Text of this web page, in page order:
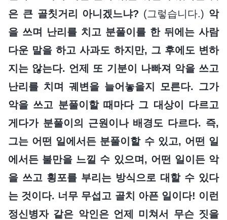
은 큰 골칫거리 아니겠느냐? (그렇습니다.) 악
을 쓰며 난리를 치고 분풀이를 한 뒤에는 사람
다운 말을 하고 사과도 하지만, 그 후에도 변하
지는 않는다. 언제 또 기분이 나빠져 악을 쓰고
난리를 치며 궤변을 늘어놓을지 모른다. 그가
악을 쓰고 분풀이할 때마다 그 대상이 다르고
게다가 분풀이의 근원이나 배경도 다르다. 즉,
그는 어떤 일에서든 분풀이할 수 있고, 어떤 일
에서든 불만을 느낄 수 있으며, 어떤 일이든 악
을 쓰고 횡포를 부리는 방식으로 대할 수 있다
는 것이다. 너무 무섭고 골치 아픈 일이다! 이런
정신병자 같은 악인은 언제 미쳐서 무슨 짓을